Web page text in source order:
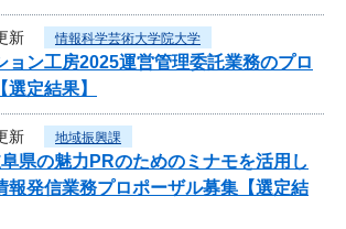
新 情報科学芸術大学院大学
ョン工房2025運営管理委託業務のプロ
定結果】
新 地域振興課
県の魅力PRのためのミナモを活用し
報発信業務プロポーザル募集【選定結